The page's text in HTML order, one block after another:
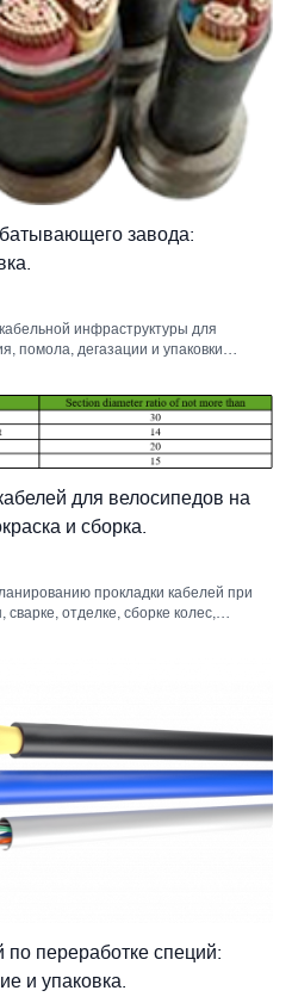
завода:
инфраструктуры для
помола, дегазации и упаковки
для велосипедов на
и сборка.
прокладки кабелей при
отделке, сборке колес,
по переработке специй:
и упаковка.